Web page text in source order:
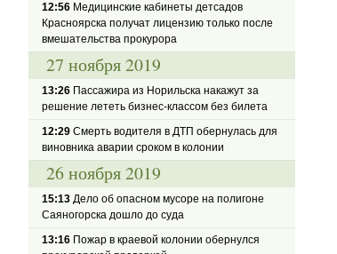
12:56 Медицинские кабинеты детсадов
Красноярска получат лицензию только после
вмешательства прокурора
27 ноября 2019
13:26 Пассажира из Норильска накажут за
решение лететь бизнес-классом без билета
12:29 Смерть водителя в ДТП обернулась для
виновника аварии сроком в колонии
26 ноября 2019
15:13 Дело об опасном мусоре на полигоне
Саяногорска дошло до суда
13:16 Пожар в краевой колонии обернулся